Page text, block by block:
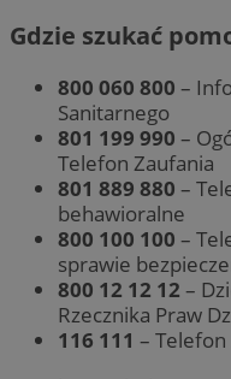
Gdzie szukać
800 060 800 –
Sanitarnego
801 199 990 –
Telefon Zaufania
801 889 880 –
behawioralne
800 100 100 –
sprawie
800 12 12 12 –
Rzecznika Praw
116 111 – Telefon